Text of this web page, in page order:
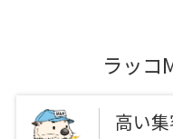
ラッコ
高い